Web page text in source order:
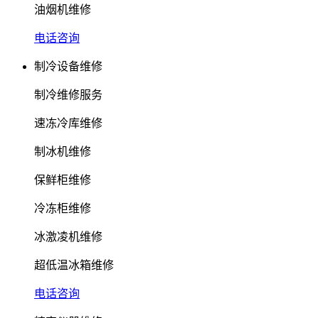
油烟机维修
电话咨询
制冷设备维修
制冷维修服务
速冻冷库维修
制冰机维修
保鲜柜维修
冷冻柜维修
冰激凌机维修
超低温冰箱维修
电话咨询